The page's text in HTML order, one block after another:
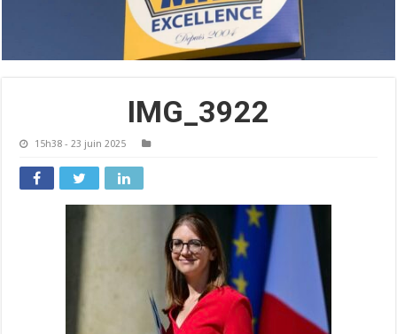
IMG_3922
15h38 - 23 juin 2025